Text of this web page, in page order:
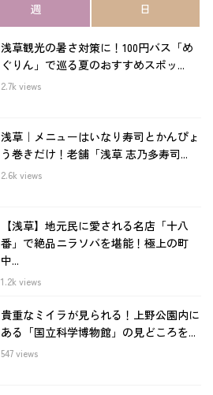
週 日
浅草観光の暑さ対策に！100円バス「め
ぐりん」で巡る夏のおすすめスポッ...
2.7k views
浅草｜メニューはいなり寿司とかんぴょ
う巻きだけ！老舗「浅草 志乃多寿司...
2.6k views
【浅草】地元民に愛される名店「十八
番」で絶品ニラソバを堪能！極上の町
中...
1.2k views
貴重なミイラが見られる！上野公園内に
ある「国立科学博物館」の見どころを...
547 views